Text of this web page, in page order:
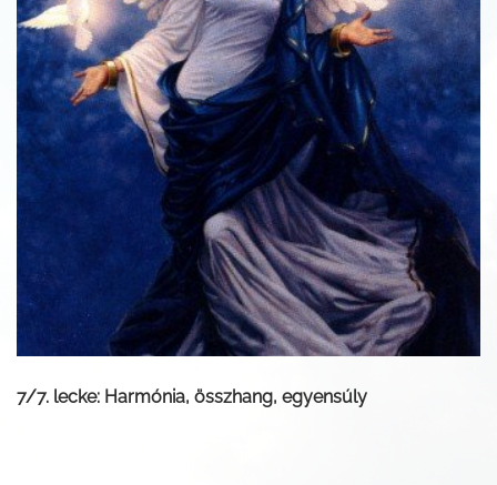
7/7. lecke: Harmónia, összhang, egyensúly